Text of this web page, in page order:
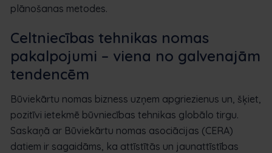
plānošanas metodes.
Celtniecības tehnikas nomas
pakalpojumi – viena no galvenajām
tendencēm
Būviekārtu nomas bizness uzņem apgriezienus un, šķiet,
pozitīvi ietekmē būvniecības tehnikas globālo tirgu.
Saskaņā ar Būviekārtu nomas asociācijas (CERA)
datiem ir sagaidāms, ka attīstītās un jaunattīstības